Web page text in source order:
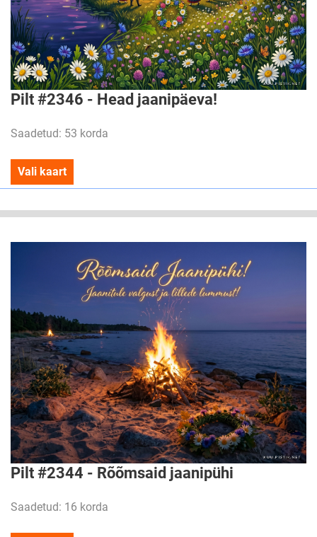
Pilt #2346 - Head jaanipäeva!
Saadetud: 53 korda
Vali kaart
Pilt #2344 - Rõõmsaid jaanipühi
Saadetud: 16 korda